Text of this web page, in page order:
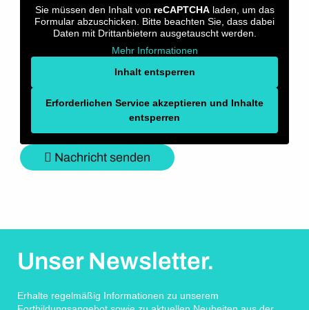
Sie müssen den Inhalt von reCAPTCHAladen, um das
Formular abzuschicken. Bitte beachten Sie, dass dabei
Daten mit Drittanbietern ausgetauscht werden.
Mehr Informationen
Inhalt entsperren
Erforderlichen Service akzeptieren und Inhalte
entsperren
Nachricht senden
Unser Newsletter.
Erhalte regelmäßig Informationen zu unserem